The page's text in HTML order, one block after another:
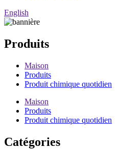
English
Produits
Maison
Produits
Produit chimique quotidien
Maison
Produits
Produit chimique quotidien
Catégories